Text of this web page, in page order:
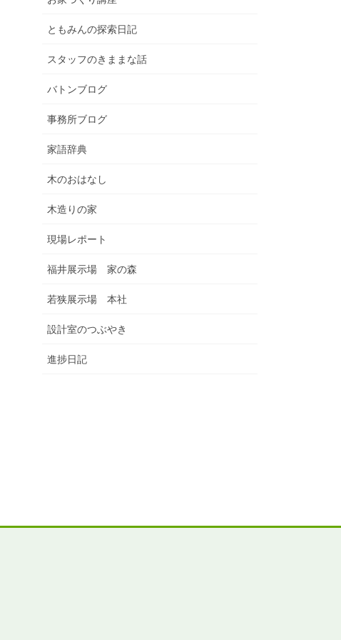
ともみんの探索日記
スタッフのきままな話
バトンブログ
事務所ブログ
家語辞典
木のおはなし
木造りの家
現場レポート
福井展示場 家の森
若狭展示場 本社
設計室のつぶやき
進捗日記